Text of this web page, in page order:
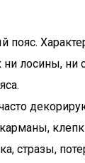
пояс.
ни лосины,
стразы,